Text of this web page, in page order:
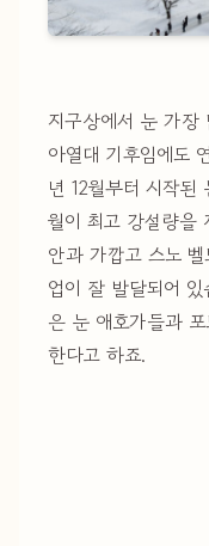
지구상에서 눈 가
아열대 기후임에도
년 12월부터 시작된
월이 최고 강설량을
안과 가깝고 스노
업이 잘 발달되어
은 눈 애호가들과
한다고 하죠.